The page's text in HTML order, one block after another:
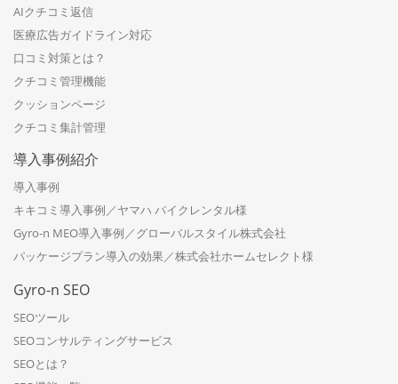
AIクチコミ返信
医療広告ガイドライン対応
口コミ対策とは？
クチコミ管理機能
クッションページ
クチコミ集計管理
導入事例紹介
導入事例
キキコミ導入事例／ヤマハ バイクレンタル様
Gyro-n MEO導入事例／グローバルスタイル株式会社
パッケージプラン導入の効果／株式会社ホームセレクト様
Gyro-n SEO
SEOツール
SEOコンサルティングサービス
SEOとは？